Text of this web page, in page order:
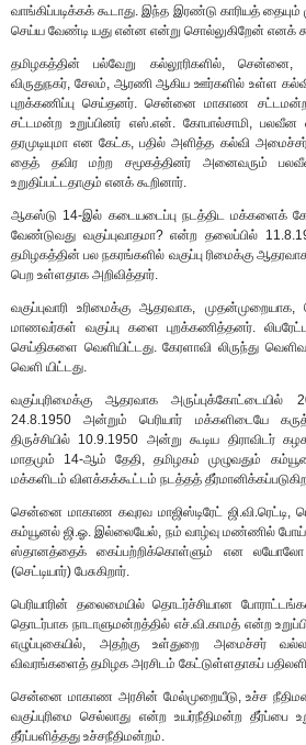
வாங்கிப்படிக்கக் கூடாது. இந்த இரண்டு காரியத் தையும்
செய்ய வேண்டி யது என்ன என்று சொல்லுகிறேன் எனக்
தமிழகத்தின் பல்வேறு கல்லூரிகளில், சென்னை,
விருதுநகர், சேலம், ஆரணி ஆகிய ஊர்களில் உள்ள
புறக்கணிப்பு செய்தனர். சென்னை மாகாண
சட்டமன்ற உறுப்பினர் எஸ்.என். கோபால்சாமி, பலவீன
தரமுடியுமா என கேட்க, பதில் அளித்த கல்வி
தைத் தவிர மற்ற சமூகத்தினர் அனைவரும்
உறுதிப்பட்டதாகும் எனக் கூறினார்.
ஆகஸ்டு 14-இல் கடையடைப்பு நடத்திட மக்களைக்
வேண்டுவது வகுப்புவாதமா? என்ற தலைப்பில்
தமிழகத்தின் பல நகரங்களில் வகுப்பு ரிமைக்கு
பெற உள்ளதாக அறிவித்தார்.
வகுப்புவாரி உரிமைக்கு ஆதரவாக,
மாணவர்கள் வகுப்பு களை புறக்கணித்தனர்.
செய்திகளை வெளியிட்டது. கேரளாவி லிருந்து
வெளி யிட்டது.
வகுப்புரிமைக்கு ஆதரவாக அருப்புக்கோட்டையில்
24.8.1950 அன்றும் பெரியார் மக்களிடையே
திருச்சியில் 10.9.1950 அன்று கூடிய திராவிடர்
மாதமும் 14-ஆம் தேதி, தமிழகம் முழுவதும்
மக்களிடம் விளக்கக்கூட்டம் நடத்தத்
சென்னை மாகாண கவுரவ மாஜிஸ்டிரேட் ஜி.வி.ரெட்டி,
கம்யூனல் ஜி.ஓ. இல்லையேல், நம் வாழ்வு மண்ணில்
ஸ்தானத்தைக் கைப்பற்றிக்கொள்ளும் என லயோலோ
(செட்டியார்) பேசுகிறார்.
பெரியாரின் தலைமையில் தொடர்ச்சியான
தொடர்பாக நாடாளுமன்றத்தில் எச்.வி.காமத் என்ற
எழுப்புகையில், அதற்கு உள்துறை அமைச்சர்
விவரங்களைத் தமிழக அரசிடம் கேட்டுள்ளதாகப்
சென்னை மாகாண அரசின் மேல்முறையீடு, உச்ச
வகுப்புரிமை செல்லாது என்ற உயர்நீதிமன்ற தீர்ப்பை
தீர்ப்பளித்தது உச்சநீதிமன்றம்.